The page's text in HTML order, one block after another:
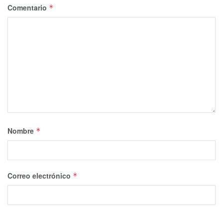
Comentario *
Nombre *
Correo electrónico *